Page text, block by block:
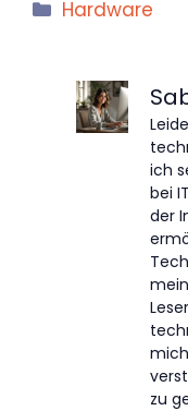
Hardware
ich
bei
der
zu